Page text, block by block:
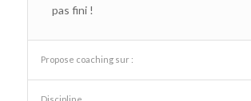
pas fini !
Propose coaching sur :